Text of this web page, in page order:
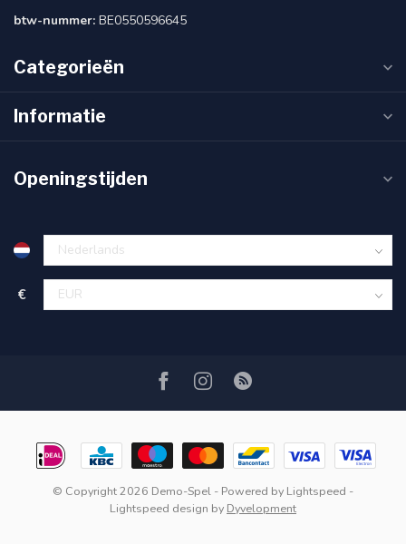
btw-nummer: BE0550596645
Categorieën
Informatie
Openingstijden
€
© Copyright 2026 Demo-Spel - Powered by Lightspeed -
Lightspeed design by Dyvelopment